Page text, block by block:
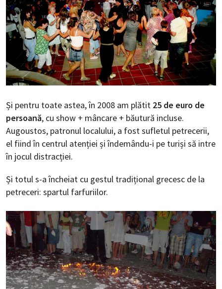
Și pentru toate astea, în 2008 am plătit 25 de euro de
persoană, cu show + mâncare + băutură incluse.
Augoustos, patronul localului, a fost sufletul petrecerii,
el fiind în centrul atenției și îndemându-i pe turiși să intre
în jocul distracției.
Și totul s-a încheiat cu gestul tradițional grecesc de la
petreceri: spartul farfuriilor.